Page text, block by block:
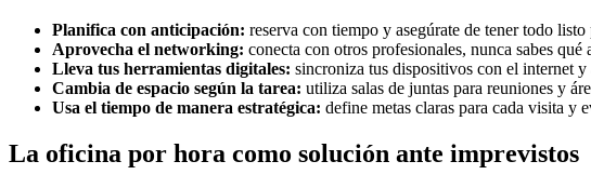
Planifica con anticipación: reserva con tiempo y asegúrate de tener todo
Aprovecha el networking: conecta con otros profesionales, nunca sabes qué
Lleva tus herramientas digitales: sincroniza tus dispositivos con el internet
Cambia de espacio según la tarea: utiliza salas de juntas para reuniones y
Usa el tiempo de manera estratégica: define metas claras para cada visita y
La oficina por hora como solución ante imprevistos